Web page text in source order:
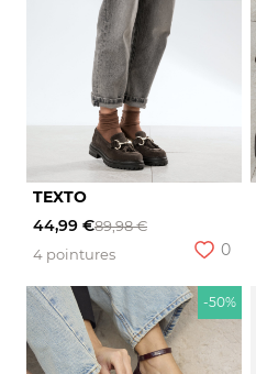
TEXTO
44,99 €89,98 €
4 pointures
0
-50%